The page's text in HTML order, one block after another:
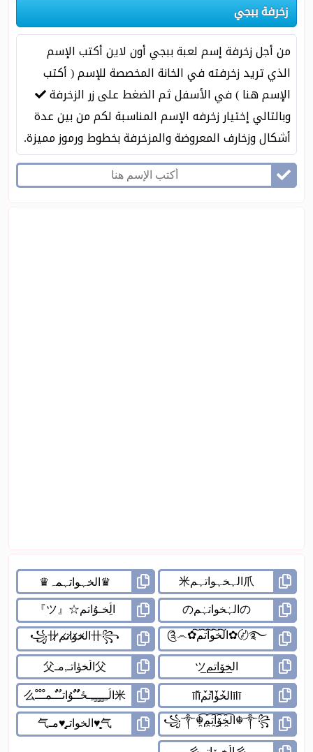
زخرفة ببجي
من أجل زخرفة إسم لعبة ببجي أون لاين أكتب الإسم
الذي تريد زخرفته في الخانة المخصصة للإسم ( أكتب
الإسم هنا ) في الأسفل ثم الضغط على زر الزخرفة
وبالتالي إختيار زخرفه الإسم المناسبة لكم من بين عدة
أشكال وزخارف المعروضة والمزخرفة بخطوط ورموز مميزة.